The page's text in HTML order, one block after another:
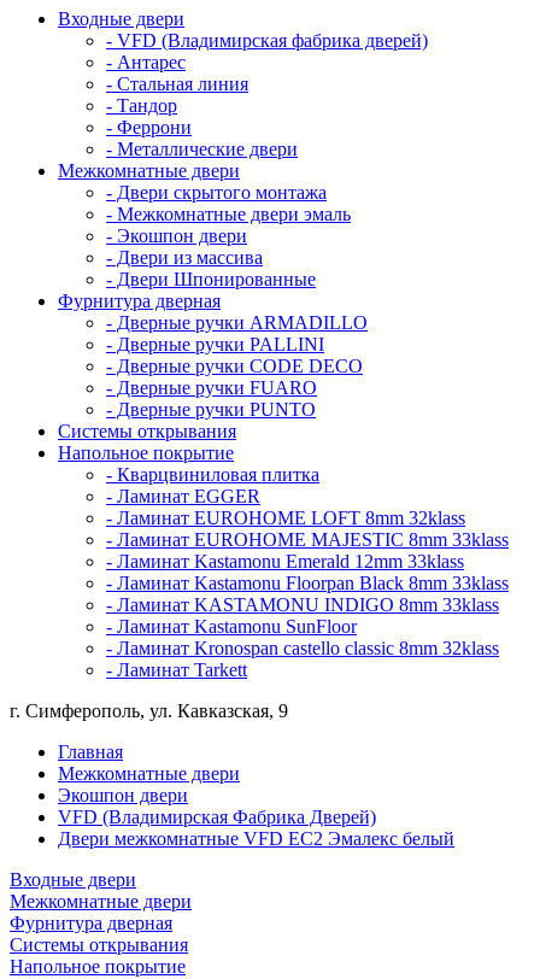
Входные двери
- VFD (Владимирская фабрика дверей)
- Антарес
- Стальная линия
- Тандор
- Феррони
- Металлические двери
Межкомнатные двери
- Двери скрытого монтажа
- Межкомнатные двери эмаль
- Экошпон двери
- Двери из массива
- Двери Шпонированные
Фурнитура дверная
- Дверные ручки ARMADILLO
- Дверные ручки PALLINI
- Дверные ручки CODE DECO
- Дверные ручки FUARO
- Дверные ручки PUNTO
Системы открывания
Напольное покрытие
- Кварцвиниловая плитка
- Ламинат EGGER
- Ламинат EUROHOME LOFT 8mm 32klass
- Ламинат EUROHOME MAJESTIC 8mm 33klass
- Ламинат Kastamonu Emerald 12mm 33klass
- Ламинат Kastamonu Floorpan Black 8mm 33klass
- Ламинат KASTAMONU INDIGO 8mm 33klass
- Ламинат Kastamonu SunFloor
- Ламинат Kronospan castello classic 8mm 32klass
- Ламинат Tarkett
г. Симферополь, ул. Кавказская, 9
Главная
Межкомнатные двери
Экошпон двери
VFD (Владимирская Фабрика Дверей)
Двери межкомнатные VFD ЕС2 Эмалекс белый
Входные двери
Межкомнатные двери
Фурнитура дверная
Системы открывания
Напольное покрытие